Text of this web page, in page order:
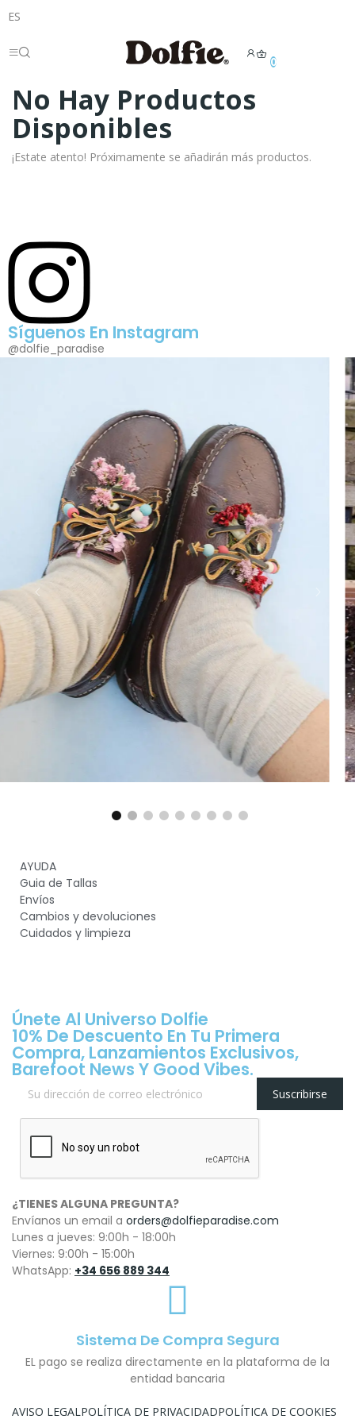
ES
0
No Hay Productos
Disponibles
¡Estate atento! Próximamente se añadirán más productos.
Síguenos En Instagram
@dolfie_paradise
AYUDA
Guia de Tallas
Envíos
Cambios y devoluciones
Cuidados y limpieza
Únete Al Universo Dolfie
10% De Descuento En Tu Primera
Compra, Lanzamientos Exclusivos,
Barefoot News Y Good Vibes.
Suscribirse
¿TIENES ALGUNA PREGUNTA?
Envíanos un email a orders@dolfieparadise.com
Lunes a jueves: 9:00h - 18:00h
Viernes: 9:00h - 15:00h
WhatsApp: +34 656 889 344
Sistema De Compra Segura
EL pago se realiza directamente en la plataforma de la
entidad bancaria
AVISO LEGAL POLÍTICA DE PRIVACIDADPOLÍTICA DE COOKIES